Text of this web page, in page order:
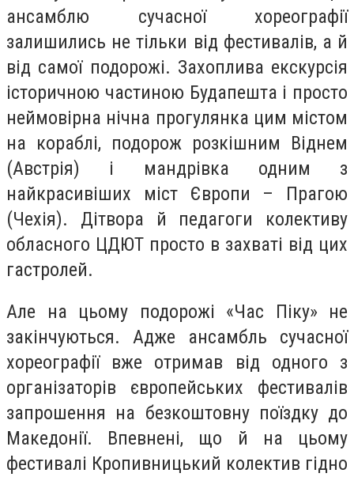
ансамблю сучасної хореографії
залишились не тільки від фестивалів, а й
від самої подорожі. Захоплива екскурсія
історичною частиною Будапешта і просто
неймовірна нічна прогулянка цим містом
на кораблі, подорож розкішним Віднем
(Австрія) і мандрівка одним з
найкрасивіших міст Європи – Прагою
(Чехія). Дітвора й педагоги колективу
обласного ЦДЮТ просто в захваті від цих
гастролей.
Але на цьому подорожі «Час Піку» не
закінчуються. Адже ансамбль сучасної
хореографії вже отримав від одного з
організаторів європейських фестивалів
запрошення на безкоштовну поїздку до
Македонії. Впевнені, що й на цьому
фестивалі Кропивницький колектив гідно